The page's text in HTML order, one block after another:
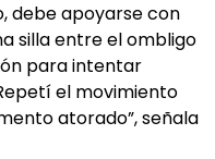
debe apoyarse con
silla entre el ombligo
para intentar
el movimiento
atorado”, señala